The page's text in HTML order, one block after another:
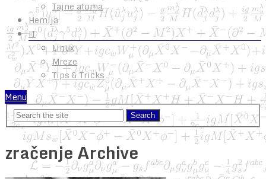
Tajne atoma
Hemija
IT
Linux
Mreze
Tips & Tricks
Menu
zračenje Archive